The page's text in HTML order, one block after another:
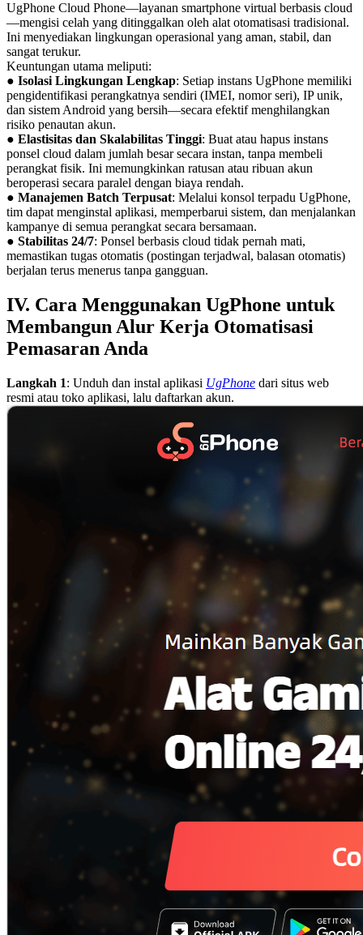
UgPhone Cloud Phone—layanan smartphone virtual berbasis cloud
—mengisi celah yang ditinggalkan oleh alat otomatisasi tradisional.
Ini menyediakan lingkungan operasional yang aman, stabil, dan
sangat terukur.
Keuntungan utama meliputi:
● Isolasi Lingkungan Lengkap: Setiap instans UgPhone memiliki
pengidentifikasi perangkatnya sendiri (IMEI, nomor seri), IP unik,
dan sistem Android yang bersih—secara efektif menghilangkan
risiko penautan akun.
● Elastisitas dan Skalabilitas Tinggi: Buat atau hapus instans
ponsel cloud dalam jumlah besar secara instan, tanpa membeli
perangkat fisik. Ini memungkinkan ratusan atau ribuan akun
beroperasi secara paralel dengan biaya rendah.
● Manajemen Batch Terpusat: Melalui konsol terpadu UgPhone,
tim dapat menginstal aplikasi, memperbarui sistem, dan menjalankan
kampanye di semua perangkat secara bersamaan.
● Stabilitas 24/7: Ponsel berbasis cloud tidak pernah mati,
memastikan tugas otomatis (postingan terjadwal, balasan otomatis)
berjalan terus menerus tanpa gangguan.
IV. Cara Menggunakan UgPhone untuk
Membangun Alur Kerja Otomatisasi
Pemasaran Anda
Langkah 1: Unduh dan instal aplikasi UgPhone dari situs web
resmi atau toko aplikasi, lalu daftarkan akun.